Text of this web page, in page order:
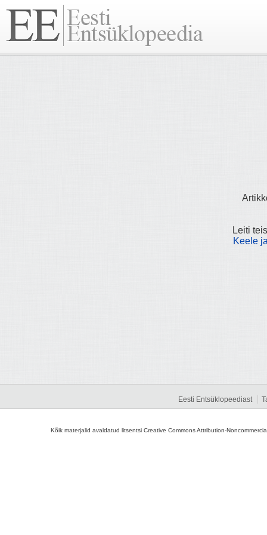
Leiti
Keele
Eesti Entsüklopeediast
Kõik materjalid avaldatud litsentsi Creative Commons Attribution-